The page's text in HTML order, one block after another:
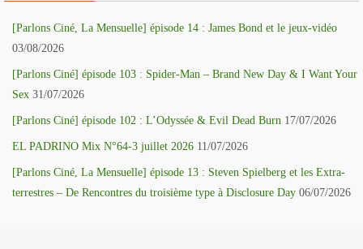
[Parlons Ciné, La Mensuelle] épisode 14 : James Bond et le jeux-vidéo
03/08/2026
[Parlons Ciné] épisode 103 : Spider-Man – Brand New Day & I Want Your
Sex 31/07/2026
[Parlons Ciné] épisode 102 : L’Odyssée & Evil Dead Burn 17/07/2026
EL PADRINO Mix N°64-3 juillet 2026 11/07/2026
[Parlons Ciné, La Mensuelle] épisode 13 : Steven Spielberg et les Extra-
terrestres – De Rencontres du troisième type à Disclosure Day 06/07/2026